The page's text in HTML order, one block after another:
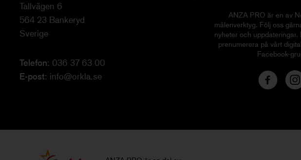
Tallvägen 6
564 23 Bankeryd
Sverige
Telefon: 036 37 63 00
E-post: info@orkla.se
ANZA PRO är en av
måleriverktyg. Följ oss
nyheter och
prenumerera på vårt
Facebook-